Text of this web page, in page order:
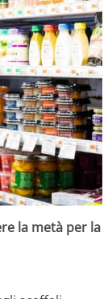
la metà per la